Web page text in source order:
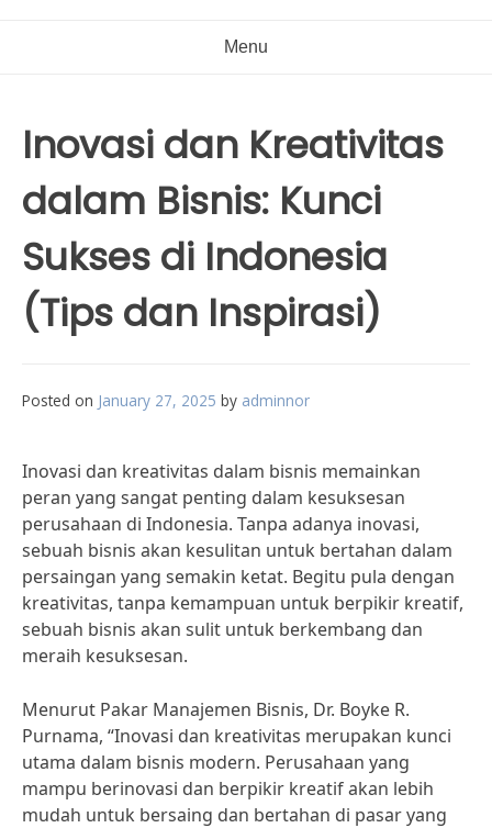
Menu
Inovasi dan Kreativitas
dalam Bisnis: Kunci
Sukses di Indonesia
(Tips dan Inspirasi)
Posted on January 27, 2025 by adminnor
Inovasi dan kreativitas dalam bisnis memainkan
peran yang sangat penting dalam kesuksesan
perusahaan di Indonesia. Tanpa adanya inovasi,
sebuah bisnis akan kesulitan untuk bertahan dalam
persaingan yang semakin ketat. Begitu pula dengan
kreativitas, tanpa kemampuan untuk berpikir kreatif,
sebuah bisnis akan sulit untuk berkembang dan
meraih kesuksesan.
Menurut Pakar Manajemen Bisnis, Dr. Boyke R.
Purnama, “Inovasi dan kreativitas merupakan kunci
utama dalam bisnis modern. Perusahaan yang
mampu berinovasi dan berpikir kreatif akan lebih
mudah untuk bersaing dan bertahan di pasar yang